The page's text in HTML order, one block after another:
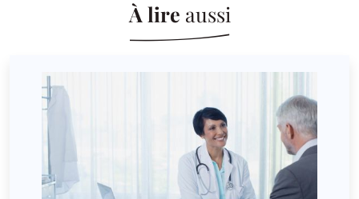
À lire aussi